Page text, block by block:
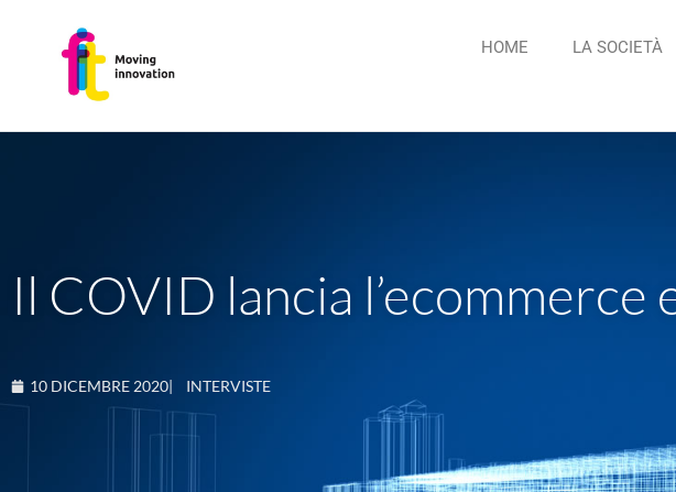
HOME LA SOCIETÀ
Il COVID lancia l’ecommerce
10 DICEMBRE 2020| INTERVISTE